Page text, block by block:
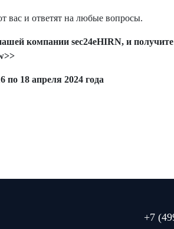
вас и ответят на любые вопросы.
компании sec24eHIRN, и
по 18 апреля 2024 года
+7